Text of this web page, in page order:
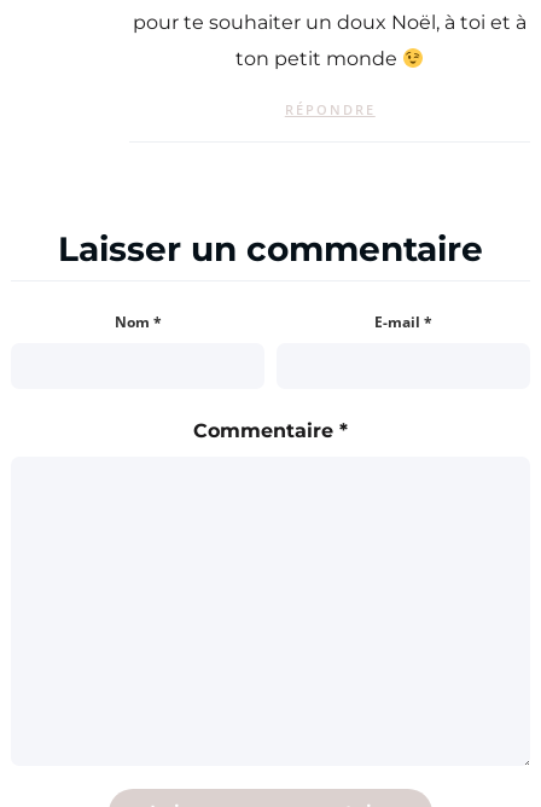
pour te souhaiter un doux Noël, à toi et à
ton petit monde
RÉPONDRE
Laisser un commentaire
Nom * E-mail *
Commentaire *